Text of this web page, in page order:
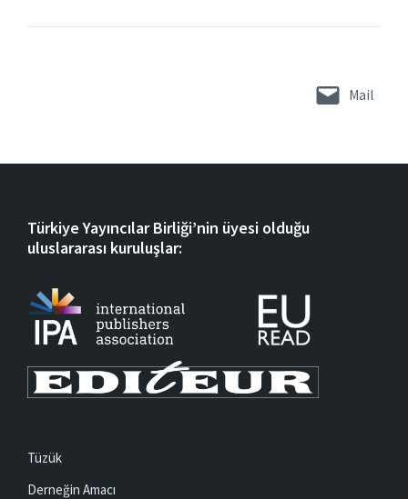
Mail
Türkiye Yayıncılar Birliği’nin üyesi olduğu
uluslararası kuruluşlar:
Tüzük
Derneğin Amacı